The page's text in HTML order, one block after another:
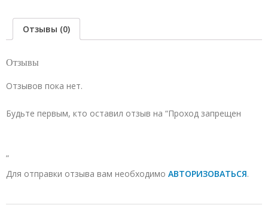
Отзывы (0)
Отзывы
Отзывов пока нет.
Будьте первым, кто оставил отзыв на “Проход запрещен
”
Для отправки отзыва вам необходимо АВТОРИЗОВАТЬСЯ.